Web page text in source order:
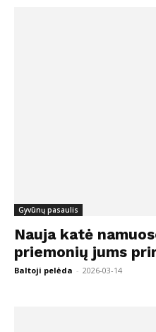
Gyvūnų pasaulis
Nauja katė
priemonių jums
Baltoji pelėda - 2026-03-14